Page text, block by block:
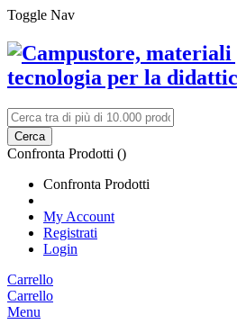
Toggle Nav
Cerca
Confronta Prodotti ()
Confronta Prodotti
My Account
Registrati
Login
Carrello
Carrello
Menu